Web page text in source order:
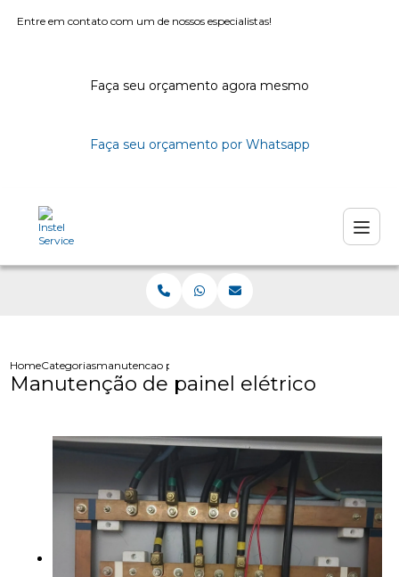
Entre em contato com um de nossos especialistas!
Faça seu orçamento agora mesmo
Faça seu orçamento por Whatsapp
HomeCategoriasmanutencao painel eletrico
Manutenção de painel elétrico